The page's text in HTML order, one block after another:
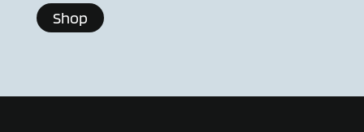
Shop